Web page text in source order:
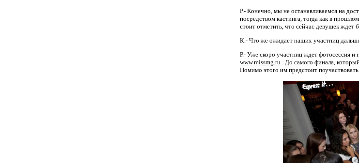
Р.- Конечно, мы не останавливаемся на
посредством кастинга, тогда как в
стоит отметить, что сейчас девушек ждет
К.- Что же ожидает наших участниц
Р.- Уже скоро участниц ждет фотосессия
www.missmg.ru . До самого финала,
Помимо этого им предстоит